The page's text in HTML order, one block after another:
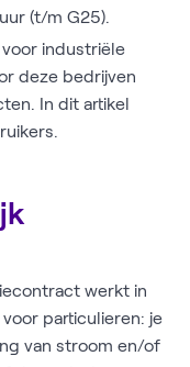
(t/m G25).
industriële
deze bedrijven
In dit artikel
werkt in
particulieren: je
van stroom en/of